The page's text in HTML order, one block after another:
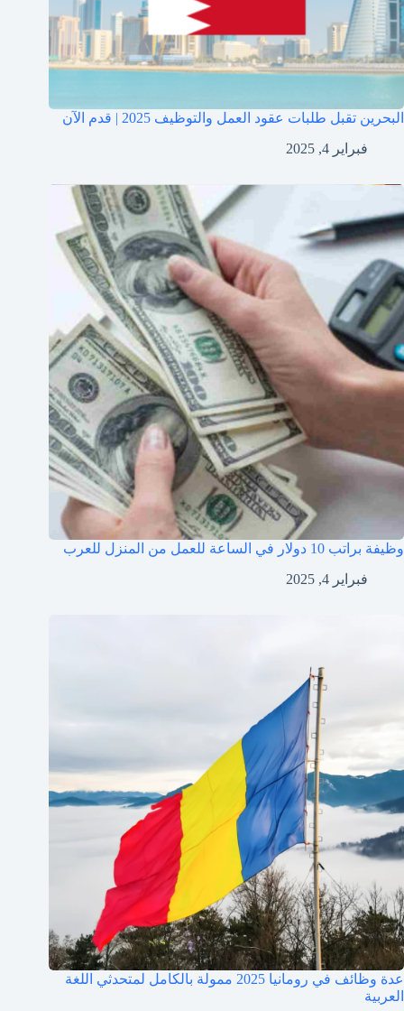
البحرين تقبل طلبات عقود العمل والتوظيف 2025 | قدم الآن
فبراير 4, 2025
وظيفة براتب 10 دولار في الساعة للعمل من المنزل للعرب
فبراير 4, 2025
عدة وظائف في رومانيا 2025 ممولة بالكامل لمتحدثي اللغة
العربية